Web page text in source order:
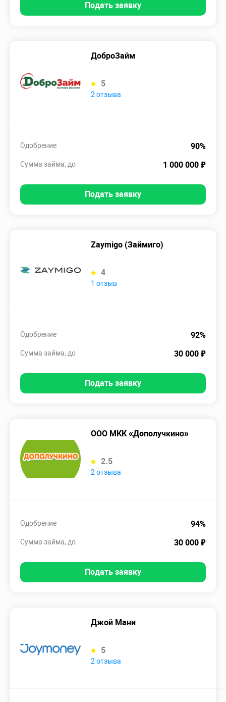
Подать заявку
ДоброЗайм
5
2 отзыва
90%
Одобрение
1 000 000 ₽
Сумма займа, до
Подать заявку
Zaymigo (Займиго)
4
1 отзыв
92%
Одобрение
30 000 ₽
Сумма займа, до
Подать заявку
ООО МКК «Дополучкино»
2.5
2 отзыва
94%
Одобрение
30 000 ₽
Сумма займа, до
Подать заявку
Джой Мани
5
2 отзыва